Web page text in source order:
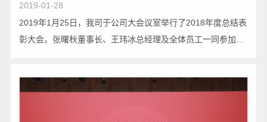
2019-01-28
2019年1月25日，我司于公司大会议室举行了2018年度总结表
彰大会。张曙秋董事长、王玮冰总经理及全体员工一同参加了
陈总在报告中肯定了全体员工在2018年努力付出…